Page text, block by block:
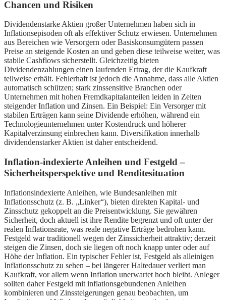
Chancen und Risiken
Dividendenstarke Aktien großer Unternehmen haben sich in
Inflationsepisoden oft als effektiver Schutz erwiesen. Unternehmen
aus Bereichen wie Versorgern oder Basiskonsumgütern passen
Preise an steigende Kosten an und geben diese teilweise weiter, was
stabile Cashflows sicherstellt. Gleichzeitig bieten
Dividendenzahlungen einen laufenden Ertrag, der die Kaufkraft
teilweise erhält. Fehlerhaft ist jedoch die Annahme, dass alle Aktien
automatisch schützen; stark zinssensitive Branchen oder
Unternehmen mit hohen Fremdkapitalanteilen leiden in Zeiten
steigender Inflation und Zinsen. Ein Beispiel: Ein Versorger mit
stabilen Erträgen kann seine Dividende erhöhen, während ein
Technologieunternehmen unter Kostendruck und höherer
Kapitalverzinsung einbrechen kann. Diversifikation innerhalb
dividendenstarker Aktien ist daher entscheidend.
Inflation-indexierte Anleihen und Festgeld –
Sicherheitsperspektive und Renditesituation
Inflationsindexierte Anleihen, wie Bundesanleihen mit
Inflationsschutz (z. B. „Linker“), bieten direkten Kapital- und
Zinsschutz gekoppelt an die Preisentwicklung. Sie gewähren
Sicherheit, doch aktuell ist ihre Rendite begrenzt und oft unter der
realen Inflationsrate, was reale negative Erträge bedrohen kann.
Festgeld war traditionell wegen der Zinssicherheit attraktiv; derzeit
steigen die Zinsen, doch sie liegen oft noch knapp unter oder auf
Höhe der Inflation. Ein typischer Fehler ist, Festgeld als alleinigen
Inflationsschutz zu sehen – bei längerer Haltedauer verliert man
Kaufkraft, vor allem wenn Inflation unerwartet hoch bleibt. Anleger
sollten daher Festgeld mit inflationsgebundenen Anleihen
kombinieren und Zinssteigerungen genau beobachten, um